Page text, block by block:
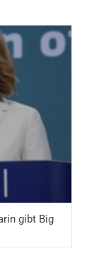
gibt Big